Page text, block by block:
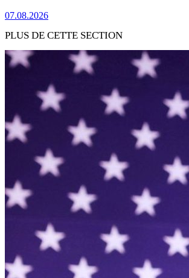
07.08.2026
PLUS DE CETTE SECTION